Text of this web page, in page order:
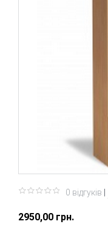
0 вiдгукiв |
2950,00 грн.